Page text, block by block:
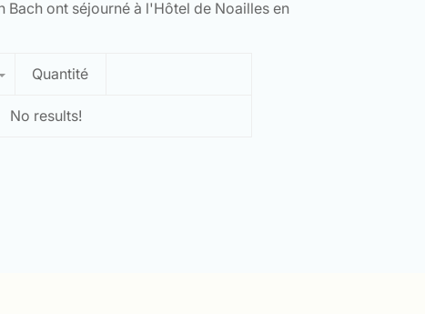
Bach ont séjourné à l'Hôtel de Noailles en
Quantité
No results!